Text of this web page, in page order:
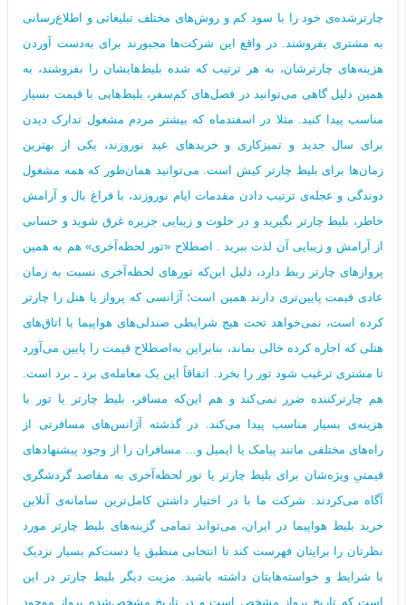
چارترشده‌ی خود را با سود کم و روش‌های مختلف تبلیغاتی و اطلاع‌رسانی
به مشتری بفروشند. در واقع این شرکت‌ها مجبورند برای به‌دست آوردن
هزینه‌های چارترشان، به هر ترتیب که شده بلیط‌هایشان را بفروشند، به
همین دلیل گاهی می‌توانید در فصل‌های کم‌سفر، بلیط‌هایی با قیمت‌ بسیار
مناسب پیدا کنید. مثلا در اسفندماه که بیشتر مردم مشغول تدارک دیدن
برای سال جدید و تمیزکاری‌ و خریدهای عید نوروزند، یکی از بهترین
زمان‌ها برای بلیط چارتر کیش است. می‌توانید همان‌طور که همه مشغول
دوندگی و عجله‌ی ترتیب دادن مقدمات ایام نوروزند، با فراغ بال و آرامش
خاطر، بلیط چارتر بگیرید و در خلوت و زیبایی جزیره غرق شوید و حسابی
از آرامش و زیبایی آن لذت ببرید . اصطلاح «تور لحظه‌آخری» هم به همین
پروازهای چارتر ربط دارد، دلیل این‌که تورهای لحظه‌آخری نسبت به زمان
عادی قیمت پایین‌تری دارند همین است؛ آژانسی که پرواز یا هتل را چارتر
کرده است، نمی‌خواهد تحت هیچ شرایطی صندلی‌های هواپیما یا اتاق‌های
هتلی که اجاره کرده خالی بماند، بنابراین به‌اصطلاح قیمت را پایین می‌آورد
تا مشتری ترغیب شود تور را بخرد. اتفاقاً این یک معامله‌ی برد ـ برد است.
هم چارترکننده ضرر نمی‌کند و هم این‌که مسافر، بلیط چارتر یا تور با
هزینه‌ی بسیار مناسب پیدا می‌کند. در گذشته آژانس‌های مسافرتی از
راه‌های مختلفی مانند پیامک یا ایمیل و... مسافران را از وجود پیشنهادهای
قیمتیِ ویژه‌شان برای بلیط چارتر یا تور لحظه‌آخری به مقاصد گردشگری
آگاه می‌کردند. شرکت ما با در اختیار داشتن کامل‌ترین سامانه‌ی آنلاین
خرید بلیط هواپیما در ایران، می‌تواند تمامی گزینه‌های بلیط چارتر مورد
نظرتان را برایتان فهرست کند تا انتخابی منطبق یا دست‌کم بسیار نزدیک
با شرایط و خواسته‌هایتان داشته باشید. مزیت دیگر بلیط چارتر در این
است که تاریخ پرواز مشخص است و در تاریخ مشخص‌شده پرواز موجود